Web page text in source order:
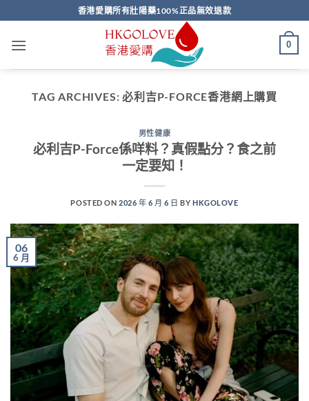
to
content
香港愛購所有壯陽藥100%正品無效退款
0
TAG ARCHIVES:必利吉P-FORCE香港網上購買
男性健康
必利吉P-Force係咩料？真假點分？食之前
一定要知！
POSTED ON2026 年 6 月 6 日 BYHKGOLOVE
06
6 月